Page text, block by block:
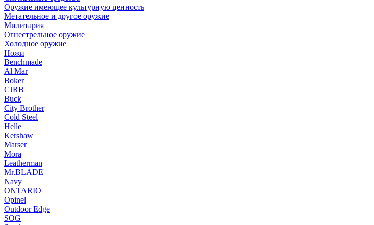
Оружие имеющее культурную ценность
Метательное и другое оружие
Милитария
Огнестрельное оружие
Холодное оружие
Ножи
Benchmade
Al Mar
Boker
CJRB
Buck
City Brother
Cold Steel
Helle
Kershaw
Marser
Mora
Leatherman
Mr.BLADE
Navy
ONTARIO
Opinel
Outdoor Edge
SOG